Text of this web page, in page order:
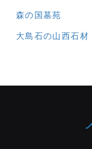
森の国墓苑
大島石の山西石材